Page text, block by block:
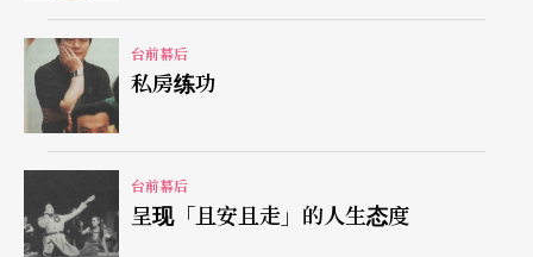
语言有了极大的转变，有一些比较暗沈，但还说不
淸楚的「乱」在舞蹈中流动著；接下来陶馥兰走入
了更令人费解的东方舞蹈风格中，《瓮中乾坤》（1
995）、《体相四色》（1994）、《心斋》（199
6）特意在塑造沈静、神秘的东方色彩，烛光、水、
火、白米、鲜花，类祭仪的舞蹈场面，对自然的歌
台前幕后
私房练功
台前幕后
呈现「且安且走」的人生态度